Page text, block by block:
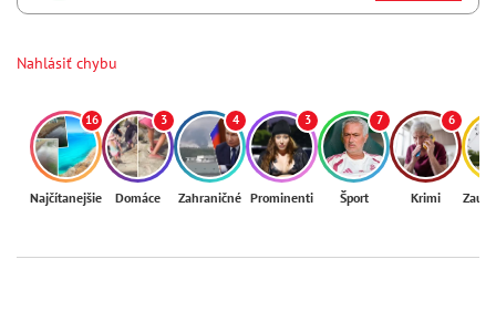
Nahlásiť chybu
16
Najčítanejšie
3
Domáce
4
Zahraničné
3
Prominenti
7
Šport
6
Krimi